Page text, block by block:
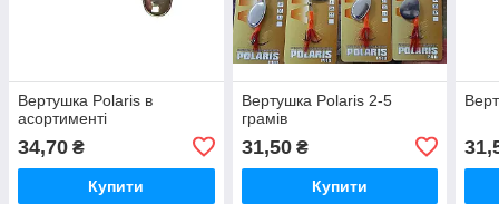
Вертушка Polaris в
асортименті
34,70 ₴
Купити
Вертушка Polaris 2-5
грамів
31,50₴
Купити